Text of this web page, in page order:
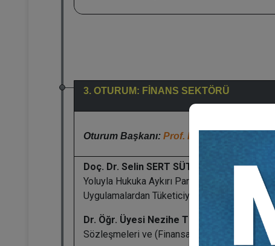
3. OTURUM: FİNANS SEKTÖRÜ
Oturum Başkanı: Prof. Dr. Atilla ALTOP
Doç. Dr. Selin SERT SÜTÇÜ:
Dijital Bankacılık
Yoluyla Hukuka Aykırı Para Transferi Ve
Uygulamalardan Tüketiciyi Koruyucu Önlemler
Dr. Öğr. Üyesi Nezihe TEKMAN:
Sözleşmeleri ve (Finansal) Mağdur Tüketiciler